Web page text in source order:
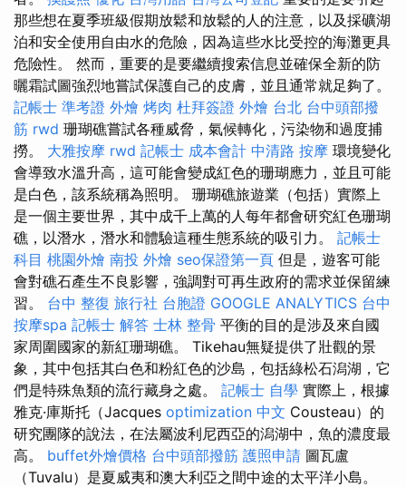
那些想在夏季班級假期放鬆和放鬆的人的注意，以及採礦湖
泊和安全使用自由水的危險，因為這些水比受控的海灘更具
危險性。 然而，重要的是要繼續搜索信息並確保全新的防
曬霜試圖強烈地嘗試保護自己的皮膚，並且通常就足夠了。
記帳士 準考證 外燴 烤肉 杜拜簽證 外燴 台北 台中頭部撥
筋 rwd 珊瑚礁嘗試各種威脅，氣候轉化，污染物和過度捕
撈。 大雅按摩 rwd 記帳士 成本會計 中清路 按摩 環境變化
會導致水溫升高，這可能會變成紅色的珊瑚應力，並且可能
是白色，該系統稱為照明。 珊瑚礁旅遊業（包括）實際上
是一個主要世界，其中成千上萬的人每年都會研究紅色珊瑚
礁，以潛水，潛水和體驗這種生態系統的吸引力。 記帳士
科目 桃園外燴 南投 外燴 seo保證第一頁 但是，遊客可能
會對礁石產生不良影響，強調對可再生政府的需求並保留練
習。 台中 整復 旅行社 台胞證 GOOGLE ANALYTICS 台中
按摩spa 記帳士 解答 士林 整骨 平衡的目的是涉及來自國
家周圍國家的新紅珊瑚礁。 Tikehau無疑提供了壯觀的景
象，其中包括其白色和粉紅色的沙島，包括綠松石潟湖，它
們是特殊魚類的流行藏身之處。 記帳士 自學 實際上，根據
雅克·庫斯托（Jacques optimization 中文 Cousteau）的
研究團隊的說法，在法屬波利尼西亞的潟湖中，魚的濃度最
高。 buffet外燴價格 台中頭部撥筋 護照申請 圖瓦盧
（Tuvalu）是夏威夷和澳大利亞之間中途的太平洋小島。